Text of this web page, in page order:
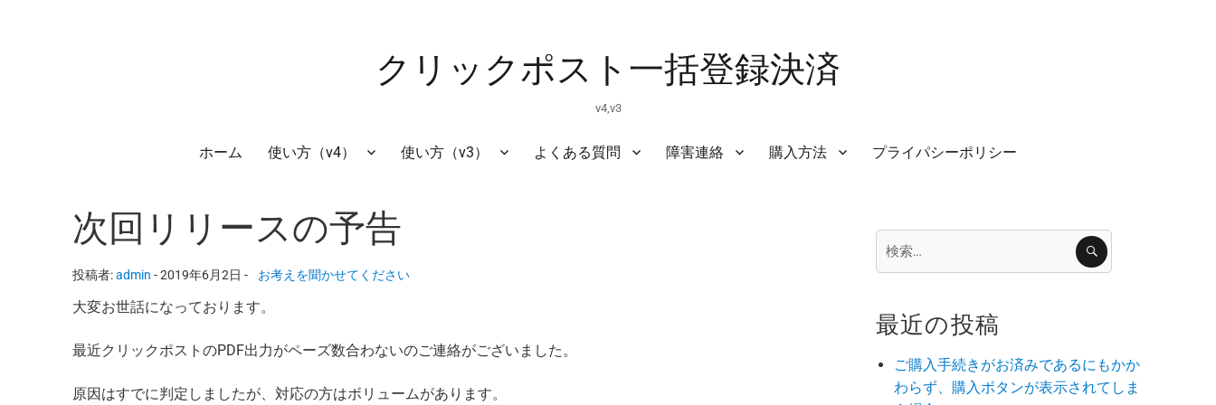
クリックポスト一括登録決済
v4,v3
ホーム 使い方（v4） 使い方（v3） よくある質問 障害連絡 購入方法 プライパシーポリシー
次回リリースの予告
投稿者:admin -2019年6月2日 - お考えを聞かせてください
大変お世話になっております。
最近クリックポストのPDF出力がペーズ数合わないのご連絡がございました。
原因はすでに判定しましたが、対応の方はボリュームがあります。
索:
索
最近の投稿
ご購入手続きがお済みであるにもかか
わらず、購入ボタンが表示されてしま